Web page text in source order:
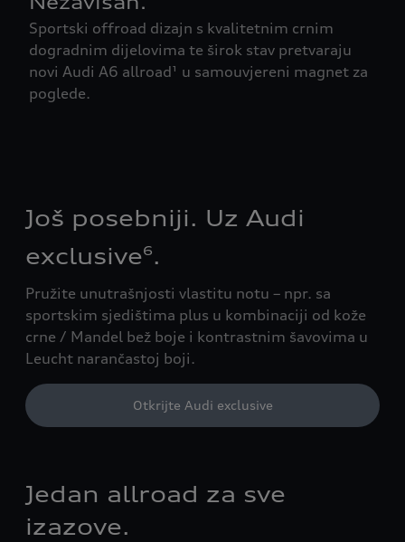
Sportski offroad dizajn s kvalitetnim crnim
dogradnim dijelovima te širok stav pretvaraju
novi Audi A6 allroad¹ u samouvjereni magnet za
poglede.
Još posebniji. Uz Audi
exclusive6.
Pružite unutrašnjosti vlastitu notu – npr. sa
sportskim sjedištima plus u kombinaciji od kože
crne / Mandel bež boje i kontrastnim šavovima u
Leucht narančastoj boji.
Otkrijte Audi exclusive
Jedan allroad za sve
izazove.